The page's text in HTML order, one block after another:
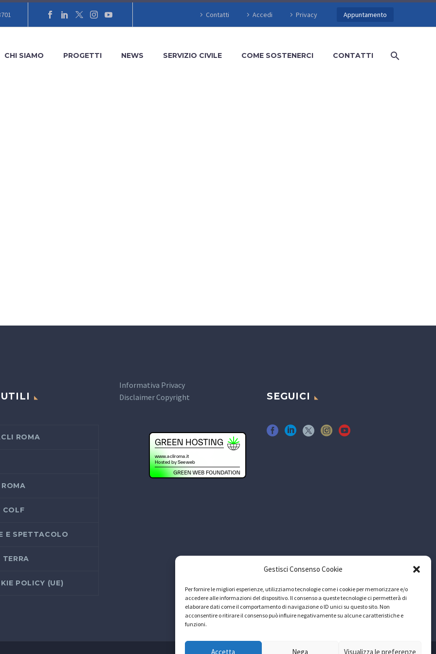
Gestisci Consenso Cookie
Per fornire le migliori esperienze, utilizziamo tecnologie come i cookie per memorizzare e/o
accedere alle informazioni del dispositivo. Il consenso a queste tecnologie ci permetterà di
elaborare dati come il comportamento di navigazione o ID unici su questo sito. Non
acconsentire o ritirare il consenso può influire negativamente su alcune caratteristiche e
funzioni.
Accetta Nega Visualizza le preferenze
Contatti Accedi Privacy Appuntamento
CHI SIAMO PROGETTI NEWS SERVIZIO CIVILE COME SOSTENERCI CONTATTI
ROMA
COLF
E SPETTACOLO
TERRA
POLICY (UE)
Informativa Privacy
Disclaimer Copyright
SEGUICI